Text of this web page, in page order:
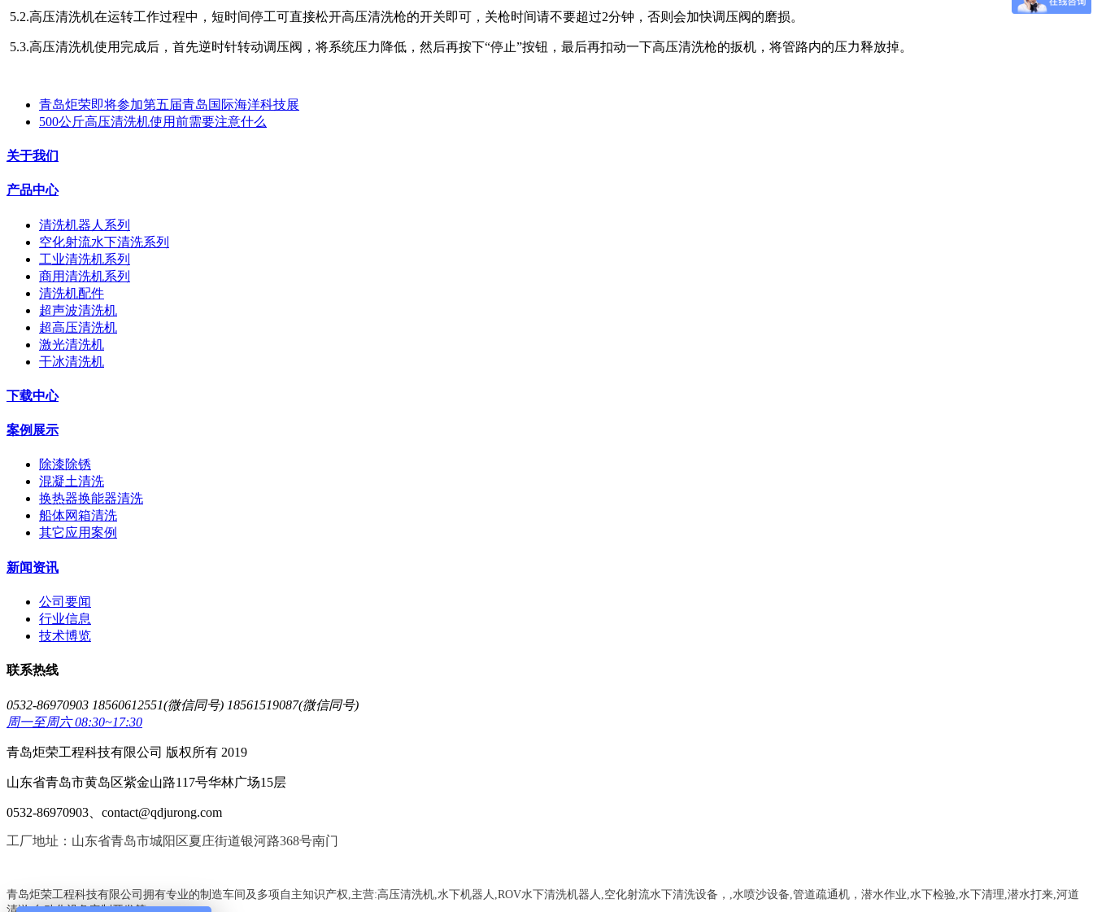
5.2.高压清洗机在运转工作过程中，短时间停工可直接松开高压清洗枪的开关即可，关枪时间请不要超过2分钟，否则会加快调压阀的磨损。
5.3.高压清洗机使用完成后，首先逆时针转动调压阀，将系统压力降低，然后再按下“停止”按钮，最后再扣动一下高压清洗枪的扳机，将管路内的压力释放掉。
青岛炬荣即将参加第五届青岛国际海洋科技展
500公斤高压清洗机使用前需要注意什么
关于我们
产品中心
清洗机器人系列
空化射流水下清洗系列
工业清洗机系列
商用清洗机系列
清洗机配件
超声波清洗机
超高压清洗机
激光清洗机
干冰清洗机
下载中心
案例展示
除漆除锈
混凝土清洗
换热器换能器清洗
船体网箱清洗
其它应用案例
新闻资讯
公司要闻
行业信息
技术博览
联系热线
0532-86970903 18560612551(微信同号) 18561519087(微信同号)
周一至周六 08:30~17:30
青岛炬荣工程科技有限公司 版权所有 2019
山东省青岛市黄岛区紫金山路117号华林广场15层
0532-86970903、contact@qdjurong.com
工厂地址：山东省青岛市城阳区夏庄街道银河路368号南门
青岛炬荣工程科技有限公司拥有专业的制造车间及多项自主知识产权,主营:高压清洗机,水下机器人,ROV水下清洗机器人,空化射流水下清洗设备， 水喷沙设备 ,管道疏通机 ， 潜水作业,水下检验,水下清理,潜水打来,河道